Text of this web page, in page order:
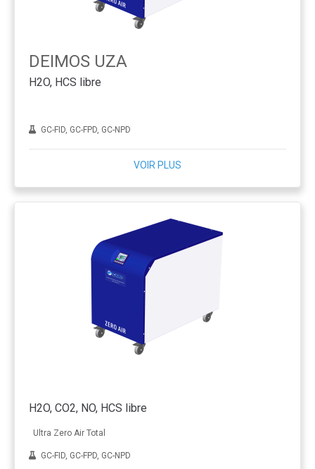
DEIMOS UZA
H2O, HCS libre
GC-FID, GC-FPD, GC-NPD
VOIR PLUS
H2O, CO2, NO, HCS libre
Ultra Zero Air Total
GC-FID, GC-FPD, GC-NPD